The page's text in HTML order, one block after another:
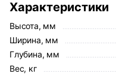
Характеристики
Высота, мм
Ширина, мм
Глубина, мм
Вес, кг